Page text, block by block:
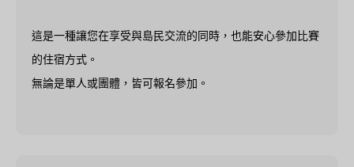
這是一種讓您在享受與島民交流的同時，也能安心參加比賽
的住宿方式。
無論是單人或團體，皆可報名參加。